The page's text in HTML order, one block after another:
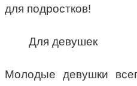
для подростков!
Для девушек
Молодые девушки